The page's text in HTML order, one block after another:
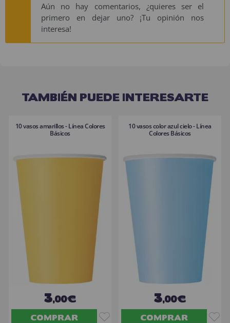
Aún no hay comentarios, ¿quieres ser el
primero en dejar uno? ¡Tu opinión nos
interesa!
TAMBIÉN PUEDE INTERESARTE
10 vasos amarillos - Línea Colores
Básicos
3,00€
COMPRAR
10 vasos color azul cielo - Línea
Colores Básicos
3,00€
COMPRAR